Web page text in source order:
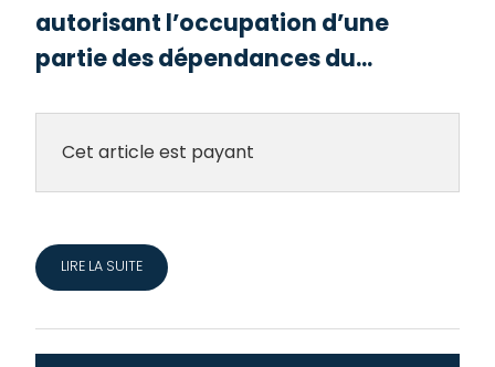
autorisant l’occupation d’une
partie des dépendances du...
Cet article est payant
LIRE LA SUITE